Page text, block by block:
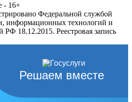
- 16+
Федеральной службой
информационных технологий и
18.12.2015. Реестровая запись
Решаем вместе